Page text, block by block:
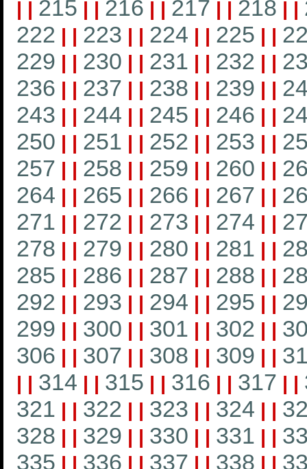
| | 215 | | 216 | | 217 | | 218 | |
222 | | 223 | | 224 | | 225 | |
229 | | 230 | | 231 | | 232 | |
236 | | 237 | | 238 | | 239 | |
243 | | 244 | | 245 | | 246 | |
250 | | 251 | | 252 | | 253 | |
257 | | 258 | | 259 | | 260 | |
264 | | 265 | | 266 | | 267 | |
271 | | 272 | | 273 | | 274 | |
278 | | 279 | | 280 | | 281 | |
285 | | 286 | | 287 | | 288 | |
292 | | 293 | | 294 | | 295 | |
299 | | 300 | | 301 | | 302 | |
306 | | 307 | | 308 | | 309 | |
| | 314 | | 315 | | 316 | | 317 | |
321 | | 322 | | 323 | | 324 | |
328 | | 329 | | 330 | | 331 | |
335 | | 336 | | 337 | | 338 | |